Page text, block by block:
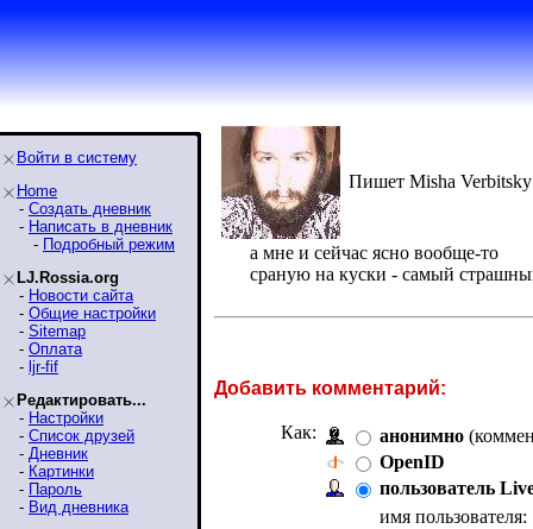
Войти в систему
Home
- Создать дневник
- Написать в дневник
- Подробный режим
LJ.Rossia.org
- Новости сайта
- Общие настройки
- Sitemap
- Оплата
- ljr-fif
Редактировать...
- Настройки
- Список друзей
- Дневник
- Картинки
- Пароль
- Вид дневника
Пишет Misha
а мне и сейчас ясно вообще-то
сраную на куски - самый
Добавить комментарий:
Как: анонимно
OpenID
пользователь
имя пользователя: